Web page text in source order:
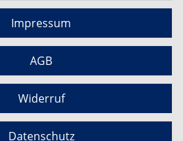
Impressum
AGB
Widerruf
Datenschutz